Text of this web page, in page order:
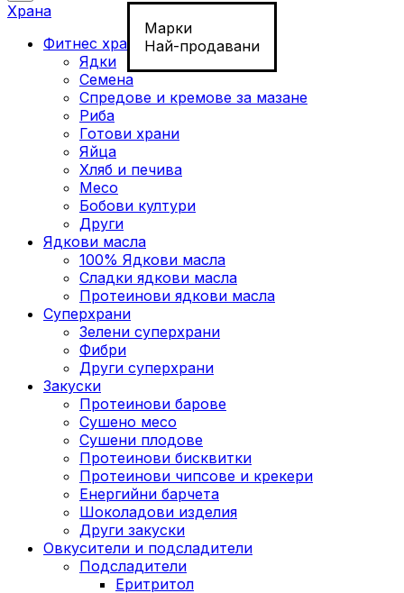
Марки
Най-продавани
Храна
Фитнес храна
Ядки
Семена
Спредове и кремове за мазане
Риба
Готови храни
Яйца
Хляб и печива
Месо
Бобови култури
Други
Ядкови масла
100% Ядкови масла
Сладки ядкови масла
Протеинови ядкови масла
Суперхрани
Зелени суперхрани
Фибри
Други суперхрани
3акуски
Протеинови бaрове
Сушено месо
Сушени плодове
Протеинови бисквитки
Протеинови чипсове и крекери
Енергийни барчета
Шоколадови изделия
Други закуски
Овкусители и подсладители
Подсладители
Еритритол